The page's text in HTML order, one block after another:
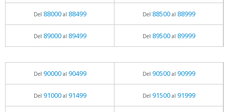
Del 88000al 88499 Del 88500al 88999
Del 89000al 89499 Del 89500al 89999
Del 90000al 90499 Del 90500al 90999
Del 91000al 91499 Del 91500al 91999